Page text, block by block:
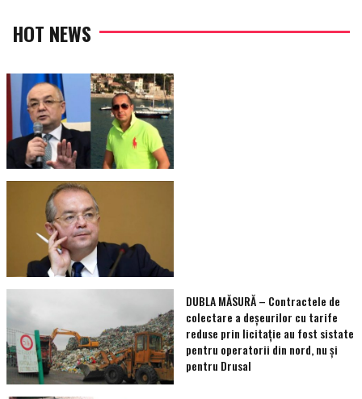
HOT NEWS
DUBLA MĂSURĂ – Contractele de
colectare a deșeurilor cu tarife
reduse prin licitație au fost sistate
pentru operatorii din nord, nu și
pentru Drusal